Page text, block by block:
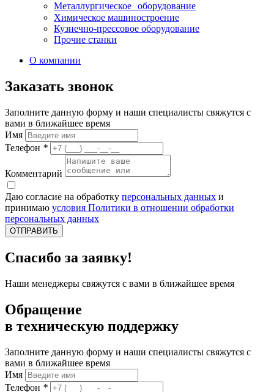
Металлургическое оборудование
Химическое машиностроение
Кузнечно-прессовое оборудование
Прочие станки
О компании
Заказать звонок
Заполните данную форму и наши специалисты свяжутся с
вами в ближайшее время
Имя
Телефон *
Комментарий
Даю согласие на обработку персональных данных и
принимаю условия Политики в отношении обработки
персональных данных
ОТПРАВИТЬ
Спасибо за заявку!
Наши менеджеры свяжутся с вами в ближайшее время
Обращение
в техническую поддержку
Заполните данную форму и наши специалисты свяжутся с
вами в ближайшее время
Имя
Телефон *